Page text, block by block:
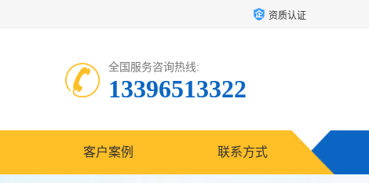
资质认证
全国服务咨询热线:
13396513322
客户案例 联系方式